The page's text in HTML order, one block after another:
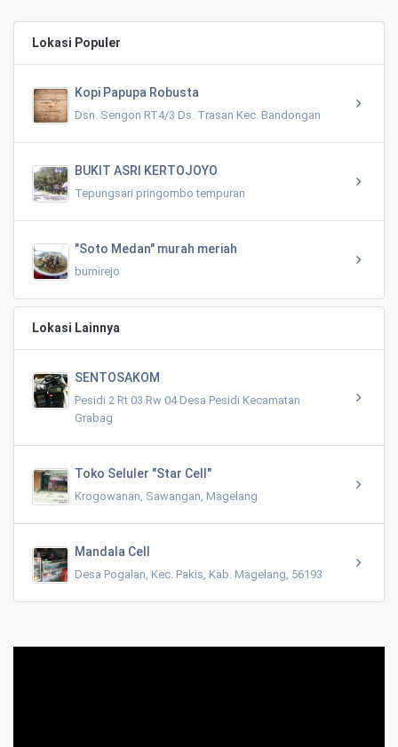
Lokasi Populer
Kopi Papupa Robusta
Dsn. Sengon RT4/3 Ds. Trasan Kec. Bandongan
BUKIT ASRI KERTOJOYO
Tepungsari pringombo tempuran
"Soto Medan" murah meriah
bumirejo
Lokasi Lainnya
SENTOSAKOM
Pesidi 2 Rt 03 Rw 04 Desa Pesidi Kecamatan
Grabag
Toko Seluler "Star Cell"
Krogowanan, Sawangan, Magelang
Mandala Cell
Desa Pogalan, Kec. Pakis, Kab. Magelang, 56193